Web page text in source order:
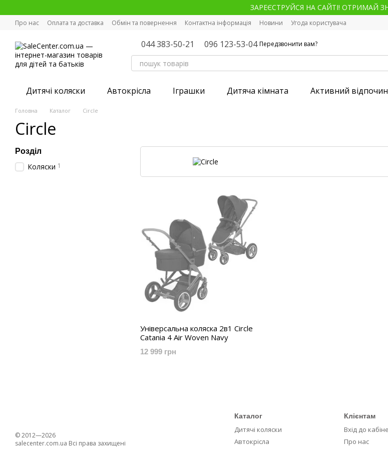
ЗАРЕЄСТРУЙСЯ НА САЙТІ! ОТРИМАЙ
Про нас Оплата та доставка Обмін та повернення Контактна інформація Новини Угода користувача
044 383-50-21 096 123-53-04 Передзвонити вам?
Дитячі коляски Автокрісла Іграшки Дитяча кімната Активний
Головна Каталог Circle
Circle
Універсальна коляска 2в1 Circle
Catania 4 Air Woven Navy
12 999 грн
Розділ
Коляски 1
© 2012—2026
salecenter.com.ua Всі права захищені
Каталог
Дитячі коляски
Автокрісла
Клієнтам
Вхід до
Про нас